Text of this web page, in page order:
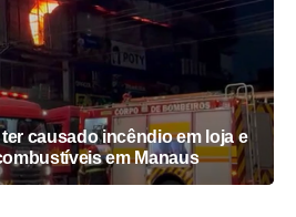
causado incêndio em loja e
em Manaus